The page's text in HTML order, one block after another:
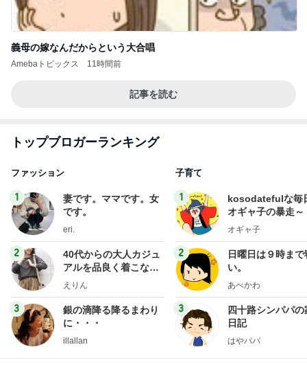
義母の嫁なんだからという大合唱
Amebaトピックス 11時間前
記事を読む
トップブロガーランキング
ファッション
1
妻です。ママです。女
です。
eri.
2
40代からの大人カジュ
アルを品良く着こなす
ファッションブログ
えりん
3
銀の滴降る降るまわり
に・・・
illallan
子育て
1
kosodatefulな毎
オギャ子の暴走～
オギャ子
2
日曜日は９時まで
い。
あべかわ
3
四十路シンパパの
日記
はやパパ